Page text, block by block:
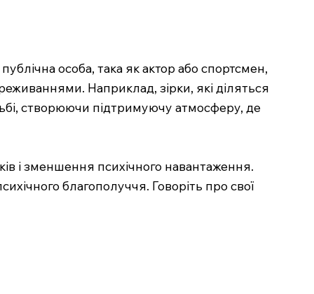
особа, така як актор або спортсмен,
Наприклад, зірки, які діляться
створюючи підтримуючу атмосферу, де
і зменшення психічного навантаження.
благополуччя. Говоріть про свої